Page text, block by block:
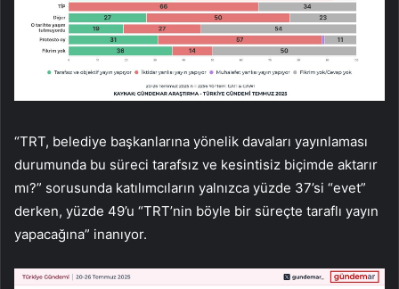
“TRT, belediye başkanlarına yönelik davaları yayınlaması
durumunda bu süreci tarafsız ve kesintisiz biçimde aktarır
mı?” sorusunda katılımcıların yalnızca yüzde 37’si “evet”
derken, yüzde 49’u “TRT’nin böyle bir süreçte taraflı yayın
yapacağına” inanıyor.